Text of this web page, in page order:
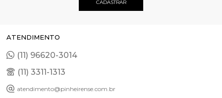
ATENDIMENTO
(11) 96620-3014
(11) 3311-1313
atendimento@pinheirense.com.br